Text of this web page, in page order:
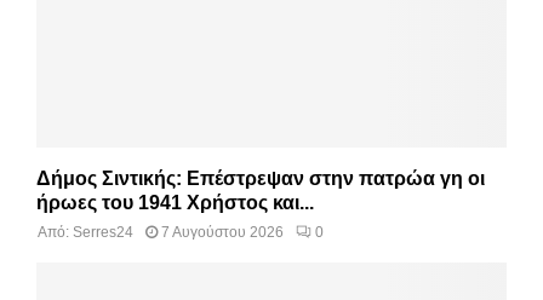
Δήμος Σιντικής: Επέστρεψαν στην πατρώα γη οι
ήρωες του 1941 Χρήστος και...
Από: Serres24 7 Αυγούστου 2026 0